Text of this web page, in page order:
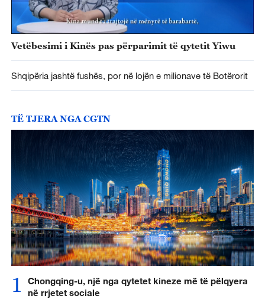
Vetëbesimi i Kinës pas përparimit të qytetit Yiwu
Shqipëria jashtë fushës, por në lojën e milionave të Botërorit
TË TJERA NGA CGTN
1
Chongqing-u, një nga qytetet kineze më të pëlqyera
në rrjetet sociale